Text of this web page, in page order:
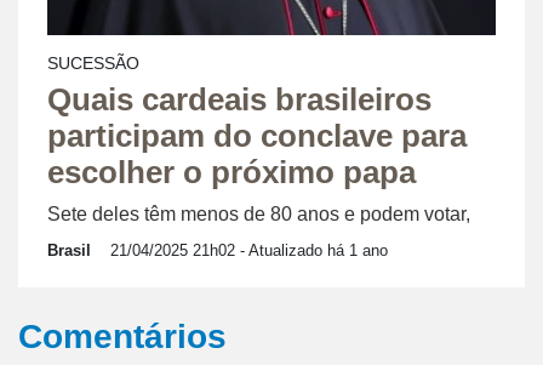
SUCESSÃO
Quais cardeais brasileiros
participam do conclave para
escolher o próximo papa
Sete deles têm menos de 80 anos e podem votar,
Brasil 21/04/2025 21h02 - Atualizado há 1 ano
Comentários